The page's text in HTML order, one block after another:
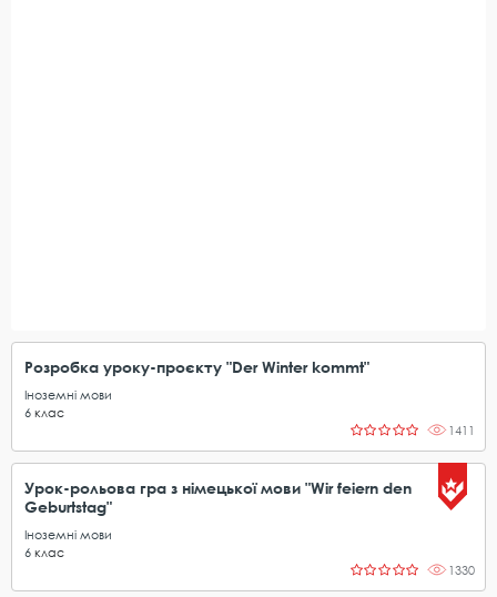
Розробка уроку-проєкту "Der Winter kommt"
Іноземні мови
6 клас
1411
Урок-рольова гра з німецької мови "Wir feiern den
Geburtstag"
Іноземні мови
6 клас
1330